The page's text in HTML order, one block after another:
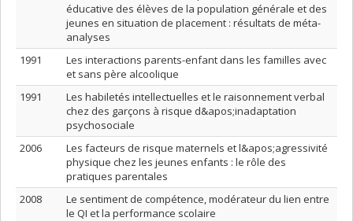
éducative des élèves de la population générale et des
jeunes en situation de placement : résultats de méta-
analyses
1991
Les interactions parents-enfant dans les familles avec
et sans père alcoolique
1991
Les habiletés intellectuelles et le raisonnement verbal
chez des garçons à risque d&apos;inadaptation
psychosociale
2006
Les facteurs de risque maternels et l&apos;agressivité
physique chez les jeunes enfants : le rôle des
pratiques parentales
2008
Le sentiment de compétence, modérateur du lien entre
le QI et la performance scolaire